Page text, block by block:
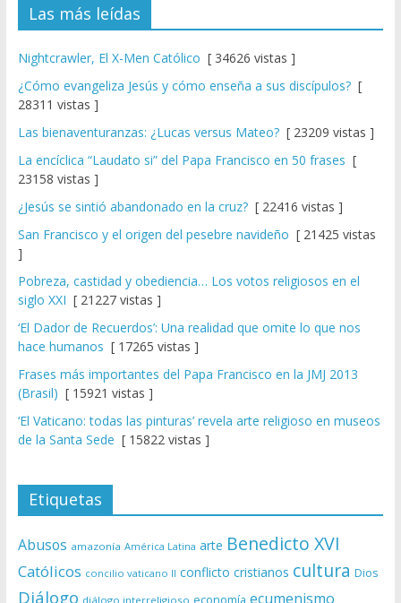
Las más leídas
Nightcrawler, El X-Men Católico [ 34626 vistas ]
¿Cómo evangeliza Jesús y cómo enseña a sus discípulos?[
28311 vistas ]
Las bienaventuranzas: ¿Lucas versus Mateo?[ 23209 vistas ]
La encíclica “Laudato si” del Papa Francisco en 50 frases [
23158 vistas ]
¿Jesús se sintió abandonado en la cruz?[ 22416 vistas ]
San Francisco y el origen del pesebre navideño [ 21425 vistas
]
Pobreza, castidad y obediencia… Los votos religiosos en el
siglo XXI [ 21227 vistas ]
‘El Dador de Recuerdos’: Una realidad que omite lo que nos
hace humanos [ 17265 vistas ]
Frases más importantes del Papa Francisco en la JMJ 2013
(Brasil) [ 15921 vistas ]
‘El Vaticano: todas las pinturas’ revela arte religioso en museos
de la Santa Sede [ 15822 vistas ]
Etiquetas
Abusos amazonía América Latina arte Benedicto XVI
Católicos concilio vaticano II conflicto cristianos cultura Dios
Diálogo diálogo interreligioso economía ecumenismo